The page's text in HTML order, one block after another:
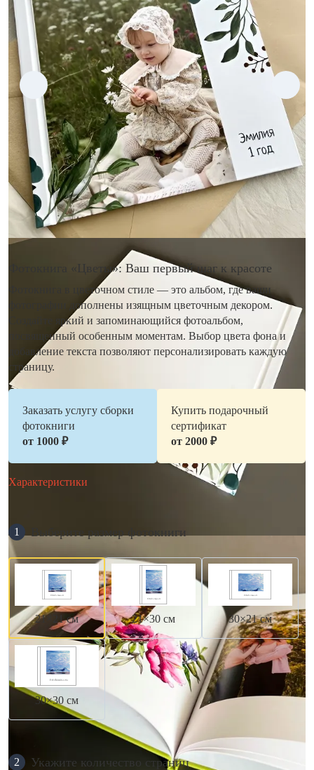
Фотокнига «Цветы»: Ваш первый шаг к красоте
Фотокнига в цветочном стиле — это альбом, где ваши
фотографии дополнены изящным цветочным декором.
Создайте яркий и запоминающийся фотоальбом,
посвященный особенным моментам. Выбор цвета фона и
добавление текста позволяют персонализировать каждую
страницу.
Заказать услугу сборки
фотокниги
от 1000 ₽
Купить подарочный
сертификат
от 2000 ₽
Характеристики
1 Выберите размер фотокниги
21×21 см 21×30 см 30×21 см
30×30 см
2 Укажите количество страниц